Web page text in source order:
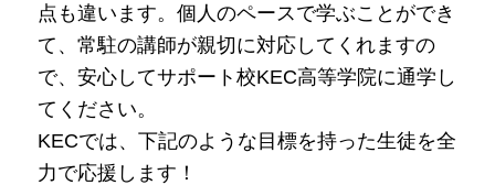
点も違います。個人のペースで学ぶことができ
て、常駐の講師が親切に対応してくれますの
で、安心してサポート校KEC高等学院に通学し
てください。
KECでは、下記のような目標を持った生徒を全
力で応援します！